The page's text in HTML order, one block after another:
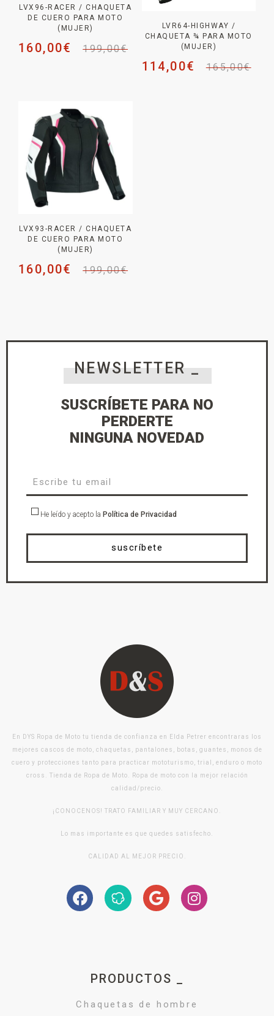
LVX96-RACER / CHAQUETA
DE CUERO PARA MOTO
(MUJER)
199,00€
160,00€
LVR64-HIGHWAY /
CHAQUETA ¾ PARA MOTO
(MUJER)
165,00€
114,00€
LVX93-RACER / CHAQUETA
DE CUERO PARA MOTO
(MUJER)
199,00€
160,00€
NEWSLETTER _
SUSCRÍBETE PARA NO
PERDERTE
NINGUNA NOVEDAD
He leído y acepto la Política de Privacidad
suscríbete
En DYS Ropa de Moto tu tienda de confianza en Elda Petrer encontraras los
mejores cascos de moto, chaquetas, pantalones, botas, guantes, monos de
cuero y protecciones tanto para practicar mototurismo, trial, enduro o moto
cross. Tienda de Ropa de Moto. Ropa de moto con la mejor relación
calidad/precio.
¡CONOCENOS! TRATO FAMILIAR Y MUY CERCANO.
Lo mas importante es que quedes satisfecho.
CALIDAD AL MEJOR PRECIO.
PRODUCTOS _
Chaquetas de hombre